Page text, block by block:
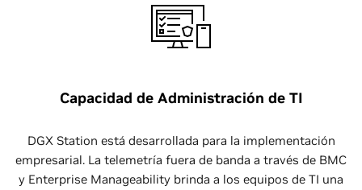
Capacidad de Administración de TI
DGX Station está desarrollada para la implementación
empresarial. La telemetría fuera de banda a través de BMC
y Enterprise Manageability brinda a los equipos de TI una